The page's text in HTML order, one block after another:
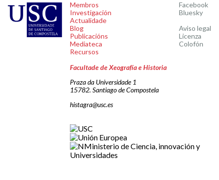
Membros
Investigación
Actualidade
Blog
Publicacións
Mediateca
Recursos
Facebook
Bluesky
Aviso legal
Licenza
Colofón
Facultade de Xeografía e Historia
Praza da Universidade 1
15782. Santiago de Compostela
histagra@usc.es